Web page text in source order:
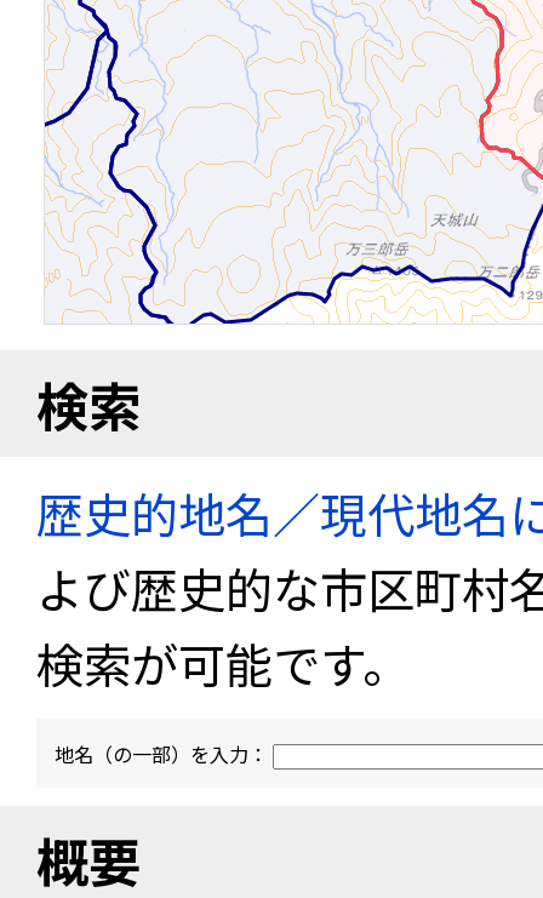
検索
歴史的地名／現代地名
よび歴史的な市区町村
検索が可能です。
地名（の一部）を入力：
概要